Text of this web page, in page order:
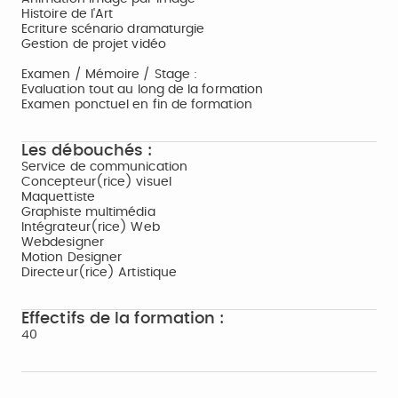
Histoire de l'Art
Ecriture scénario dramaturgie
Gestion de projet vidéo
Examen / Mémoire / Stage :
Evaluation tout au long de la formation
Examen ponctuel en fin de formation
Les débouchés :
Service de communication
Concepteur(rice) visuel
Maquettiste
Graphiste multimédia
Intégrateur(rice) Web
Webdesigner
Motion Designer
Directeur(rice) Artistique
Effectifs de la formation :
40